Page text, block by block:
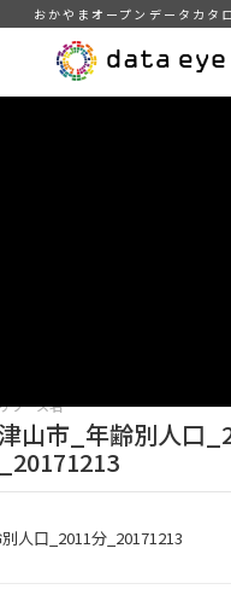
おかやまオープンデータカタ
ソース名
山市_年齢別人口
_20171213
人口_2011分_20171213